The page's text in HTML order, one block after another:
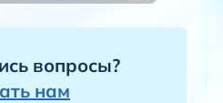
вопросы?
нам